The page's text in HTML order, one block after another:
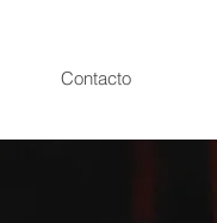
Contacto